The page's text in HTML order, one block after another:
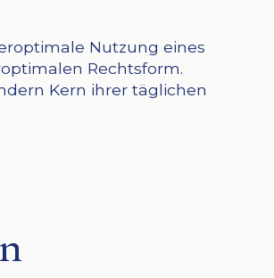
Nutzung eines
Rechtsform.
Kern ihrer täglichen